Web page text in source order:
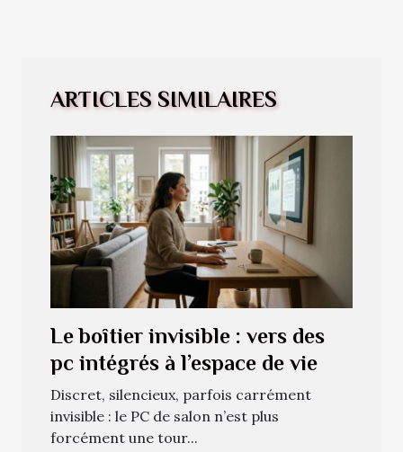
ARTICLES SIMILAIRES
Le boîtier invisible : vers des
pc intégrés à l’espace de vie
Discret, silencieux, parfois carrément
invisible : le PC de salon n’est plus
forcément une tour...